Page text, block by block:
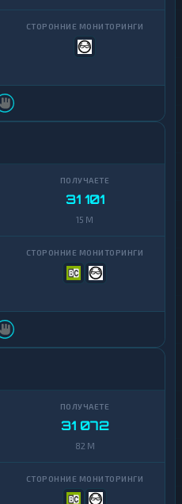
31 101
15 M
31 072
82 M